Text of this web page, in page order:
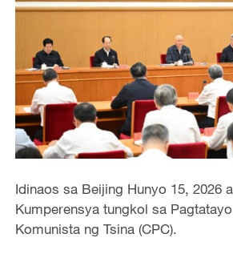
Idinaos sa Beijing Hunyo 15, 2026
Kumperensya tungkol sa
Komunista ng Tsina (CPC).